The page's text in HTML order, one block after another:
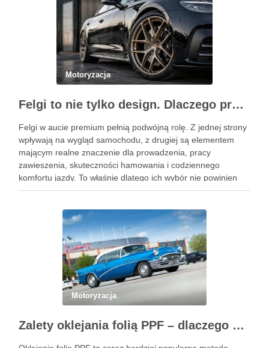
Motoryzacja
Felgi to nie tylko design. Dlaczego profesjonalny dobór jest ważniejszy niż niska cena na aukcji?
Felgi w aucie premium pełnią podwójną rolę. Z jednej strony
wpływają na wygląd samochodu, z drugiej są elementem
mającym realne znaczenie dla prowadzenia, pracy
zawieszenia, skuteczności hamowania i codziennego
komfortu jazdy. To właśnie dlatego ich wybór nie powinien
sprowadzać się wyłącznie do wzoru, koloru albo okazji
Motoryzacja
Zalety oklejania folią PPF – dlaczego warto zainwestować w ochronę lakieru?